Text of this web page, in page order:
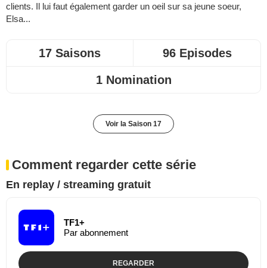
clients. Il lui faut également garder un oeil sur sa jeune soeur,
Elsa...
17 Saisons 96 Episodes
1 Nomination
Voir la Saison 17
Comment regarder cette série
En replay / streaming gratuit
TF1+
Par abonnement
REGARDER